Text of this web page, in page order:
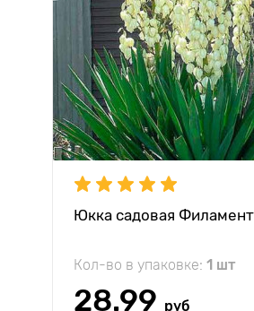
Юкка садовая
Кол-во в упаковке: 1 шт
28.99 руб